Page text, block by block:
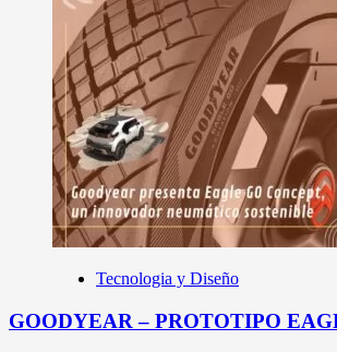
Tecnologia y Diseño
GOODYEAR – PROTOTIPO